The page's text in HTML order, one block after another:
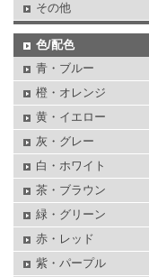
その他
色/配色
青・ブルー
橙・オレンジ
黄・イエロー
灰・グレー
白・ホワイト
茶・ブラウン
緑・グリーン
赤・レッド
紫・パープル